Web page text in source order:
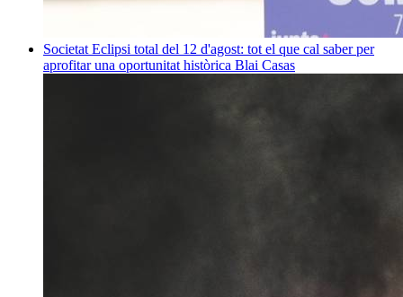
Societat Eclipsi total del 12 d'agost: tot el que cal saber per
aprofitar una oportunitat històrica Blai Casas